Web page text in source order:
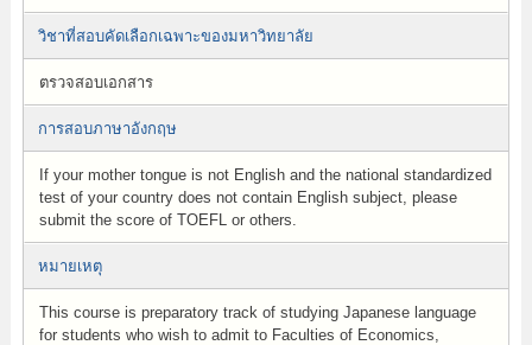
วิชาที่สอบคัดเลือกเฉพาะของมหาวิทยาลัย
ตรวจสอบเอกสาร
การสอบภาษาอังกฤษ
If your mother tongue is not English and the national standardized
test of your country does not contain English subject, please
submit the score of TOEFL or others.
หมายเหตุ
This course is preparatory track of studying Japanese language
for students who wish to admit to Faculties of Economics,